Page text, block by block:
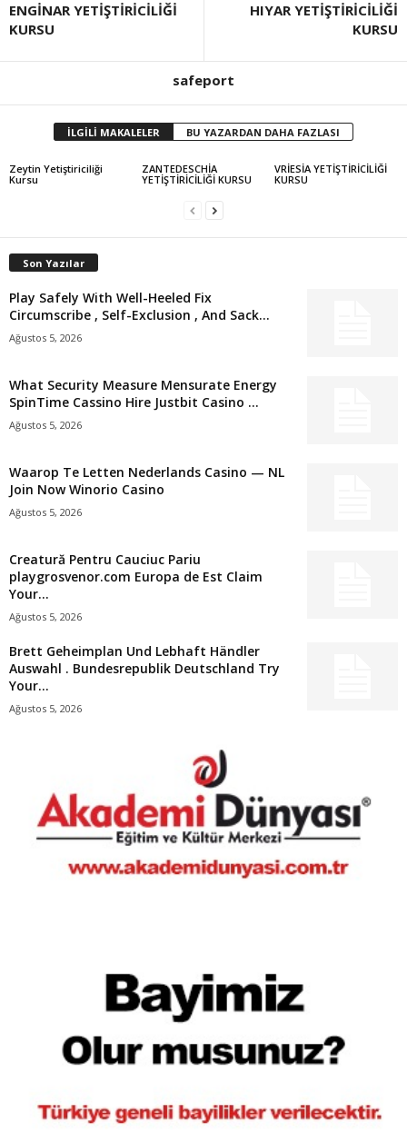
ENGİNAR YETİŞTİRİCİLİĞİ
KURSU
HIYAR YETİŞTİRİCİLİĞİ
KURSU
safeport
İLGİLİ MAKALELER BU YAZARDAN DAHA FAZLASI
Zeytin Yetiştiriciliği
Kursu
ZANTEDESCHİA
YETİŞTİRİCİLİĞİ KURSU
VRİESİA YETİŞTİRİCİLİĞİ
KURSU
Son Yazılar
Play Safely With Well-Heeled Fix
Circumscribe , Self-Exclusion , And Sack...
Ağustos 5, 2026
What Security Measure Mensurate Energy
SpinTime Cassino Hire Justbit Casino ...
Ağustos 5, 2026
Waarop Te Letten Nederlands Casino — NL
Join Now Winorio Casino
Ağustos 5, 2026
Creatură Pentru Cauciuc Pariu
playgrosvenor.com Europa de Est Claim
Your...
Ağustos 5, 2026
Brett Geheimplan Und Lebhaft Händler
Auswahl . Bundesrepublik Deutschland Try
Your...
Ağustos 5, 2026